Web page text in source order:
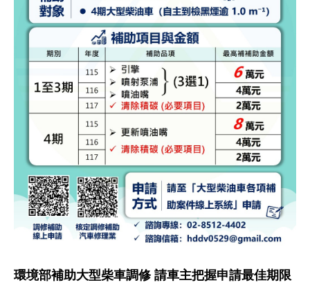
環境部補助大型柴車調修 請車主把握申請最佳期限